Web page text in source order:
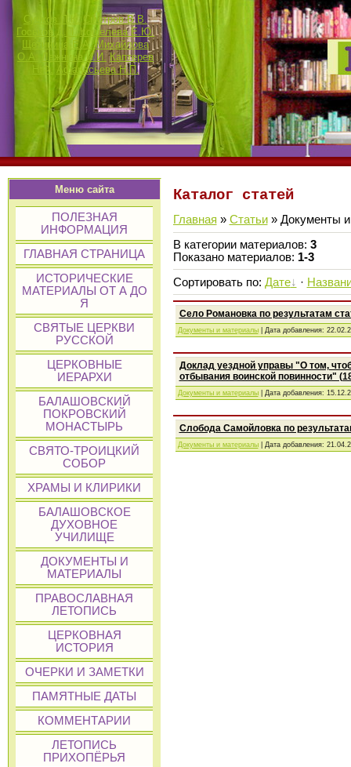
Сучков П.К. Смотров В.В.
Госьков Д.П. Кошелева Е.Ю.
Щетинина Е.А. Михайлова
О.А.
Лежнина И.И. Каптерев
Н.Ф. Афанасьева Н.П.
Меню сайта
ПОЛЕЗНАЯ
ИНФОРМАЦИЯ
ГЛАВНАЯ СТРАНИЦА
ИСТОРИЧЕСКИЕ
МАТЕРИАЛЫ ОТ А ДО
Я
СВЯТЫЕ ЦЕРКВИ
РУССКОЙ
ЦЕРКОВНЫЕ
ИЕРАРХИ
БАЛАШОВСКИЙ
ПОКРОВСКИЙ
МОНАСТЫРЬ
СВЯТО-ТРОИЦКИЙ
СОБОР
ХРАМЫ И КЛИРИКИ
БАЛАШОВСКОЕ
ДУХОВНОЕ
УЧИЛИЩЕ
ДОКУМЕНТЫ И
МАТЕРИАЛЫ
ПРАВОСЛАВНАЯ
ЛЕТОПИСЬ
ЦЕРКОВНАЯ
ИСТОРИЯ
ОЧЕРКИ И ЗАМЕТКИ
ПАМЯТНЫЕ ДАТЫ
КОММЕНТАРИИ
ЛЕТОПИСЬ
ПРИХОПЁРЬЯ
Каталог статей
Главная » Статьи» Документы
В категории материалов: 3
Показано материалов: 1-3
Сортировать по: Дате ·
Село Романовка по результатам
Документы и материалы| Дата добавления:
Доклад уездной управы "О том,
отбывания воинской повинности"
Документы и материалы| Дата добавления:
Слобода Самойловка по
Документы и материалы| Дата добавления: